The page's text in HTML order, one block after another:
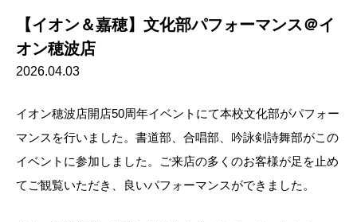
【イオン＆嘉穂】文化部パフォーマンス＠イ
オン穂波店
2026.04.03
イオン穂波店開店50周年イベントにて本校文化部がパフォー
マンスを行いました。書道部、合唱部、吟詠剣詩舞部がこの
イベントに参加しました。ご来店の多くのお客様が足を止め
てご観覧いただき、良いパフォーマンスができました。